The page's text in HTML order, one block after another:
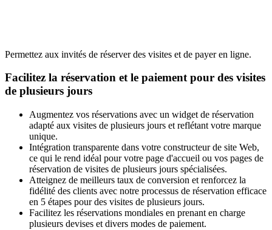
Permettez aux invités de réserver des visites et de payer en ligne.
Facilitez la réservation et le paiement pour des visites
de plusieurs jours
Augmentez vos réservations avec un widget de réservation
adapté aux visites de plusieurs jours et reflétant votre marque
unique.
Intégration transparente dans votre constructeur de site Web,
ce qui le rend idéal pour votre page d'accueil ou vos pages de
réservation de visites de plusieurs jours spécialisées.
Atteignez de meilleurs taux de conversion et renforcez la
fidélité des clients avec notre processus de réservation efficace
en 5 étapes pour des visites de plusieurs jours.
Facilitez les réservations mondiales en prenant en charge
plusieurs devises et divers modes de paiement.